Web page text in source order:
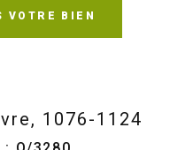
VOTRE BIEN
1076-1124